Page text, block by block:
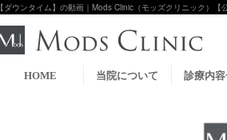
【ダウンタイム】の動画｜Mods Clinic（モッズクリニック）
HOME 当院について 診療内